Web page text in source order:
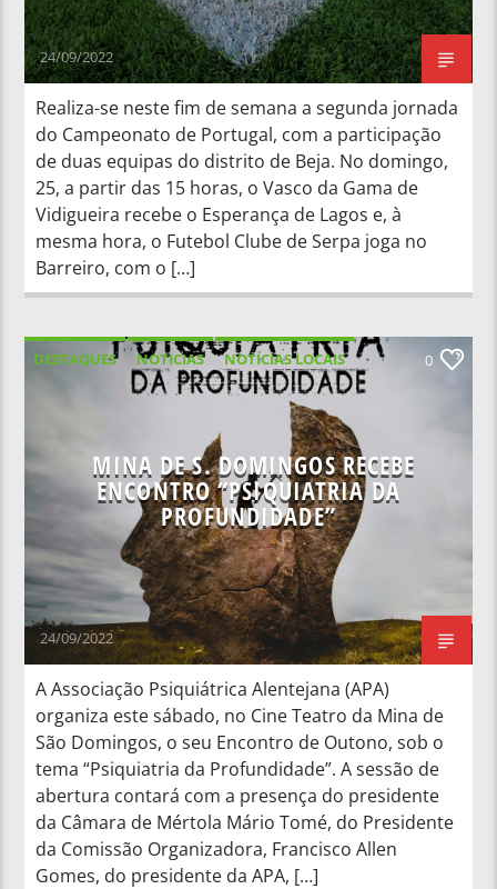
24/09/2022
Realiza-se neste fim de semana a segunda jornada
do Campeonato de Portugal, com a participação
de duas equipas do distrito de Beja. No domingo,
25, a partir das 15 horas, o Vasco da Gama de
Vidigueira recebe o Esperança de Lagos e, à
mesma hora, o Futebol Clube de Serpa joga no
Barreiro, com o […]
DESTAQUES NOTICIAS
NOTÍCIAS LOCAIS
NOTÍCIAS NACIONAIS
0
MINA DE S. DOMINGOS RECEBE
ENCONTRO “PSIQUIATRIA DA
PROFUNDIDADE”
24/09/2022
A Associação Psiquiátrica Alentejana (APA)
organiza este sábado, no Cine Teatro da Mina de
São Domingos, o seu Encontro de Outono, sob o
tema “Psiquiatria da Profundidade”. A sessão de
abertura contará com a presença do presidente
da Câmara de Mértola Mário Tomé, do Presidente
da Comissão Organizadora, Francisco Allen
Gomes, do presidente da APA, […]